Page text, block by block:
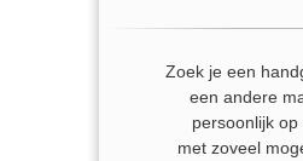
Zoek je een
een andere
persoonlijk
met zoveel